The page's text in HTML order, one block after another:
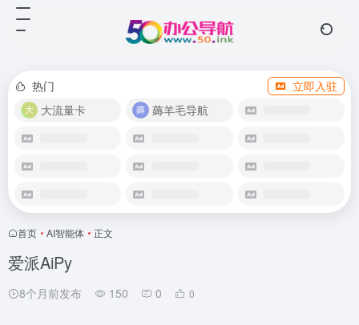
热门
立即入驻
大流量卡
薅羊毛导航
首页 • AI智能体 • 正文
爱派AiPy
8个月前发布 150 0 0